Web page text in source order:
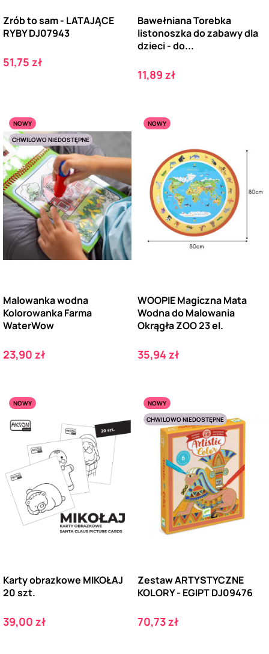
Zrób to sam - LATAJĄCE
RYBY DJ07943
Cena
51,75 zł
Bawełniana Torebka
listonoszka do zabawy dla
dzieci - do...
Cena
11,89 zł
NOWY
CHWILOWO NIEDOSTĘPNE
Malowanka wodna
Kolorowanka Farma
WaterWow
Cena
23,90 zł
NOWY
WOOPIE Magiczna Mata
Wodna do Malowania
Okrągła ZOO 23 el.
Cena
35,94 zł
NOWY
Karty obrazkowe MIKOŁAJ
20 szt.
Cena
39,00 zł
NOWY
CHWILOWO NIEDOSTĘPNE
Zestaw ARTYSTYCZNE
KOLORY - EGIPT DJ09476
Cena
70,73 zł